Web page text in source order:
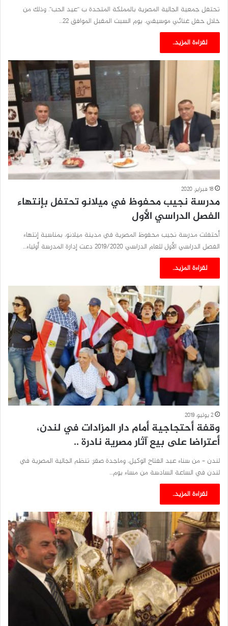
تحتفل جمعية الجالية المصرية بالمملكة المتحدة ب “عيد الحب”. وذلك من
خلال حفل غنائي موسيقي، يوم السبت المقبل الموافق 22…
لقراءة المزيد..
18 فبراير، 2020
مدرسة نجيب محفوظ في ميلانو تحتفل بإنتهاء
الفصل الدراسي الأول
أحتفلت مدرسة نجيب محفوظ المصرية في مدينة ميلانو، بمناسبة إنتهاء
الفصل الدراسي الأول للعام الدراسي 2019/2020 دعت إدارة المدرسة أولياء…
لقراءة المزيد..
2 يوليو، 2019
وقفة أحتجاجية أمام دار المزادات في لندن،
أعتراضا على بيع آثار مصرية نادرة ..
لندن – من سناء عبد الفتاح الوكيل، وماجدة صقر: تنظم الجالية المصرية في
لندن في الساعة السادسة من مساء يوم…
لقراءة المزيد..